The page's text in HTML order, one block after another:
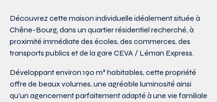
Découvrez cette maison individuelle idéalement située à
Chêne-Bourg, dans un quartier résidentiel recherché, à
proximité immédiate des écoles, des commerces, des
transports publics et de la gare CEVA / Léman Express.
Développant environ 190 m² habitables, cette propriété
offre de beaux volumes, une agréable luminosité ainsi
qu’un agencement parfaitement adapté à une vie familiale